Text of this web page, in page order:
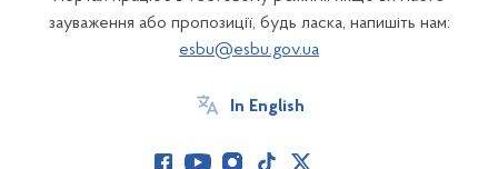
зауваження або пропозиції, будь ласка, напишіть нам:
esbu@esbu.gov.ua
In English